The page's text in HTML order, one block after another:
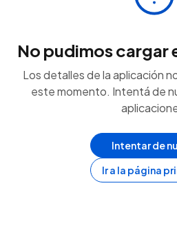
No pudimos cargar
Los detalles de la aplicación
este momento. Intentá de
Intentar de
Ir a la página